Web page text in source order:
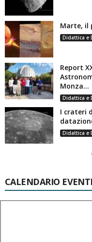
Marte, il
Didattica e
Report
Monza...
Didattica e
I crateri
Didattica e
CALENDARIO